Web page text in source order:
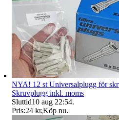
NYA! 12 st Universalplugg för
Skruvplugg inkl. moms
Sluttid10 aug 22:54.
Pris:24 kr,Köp nu.